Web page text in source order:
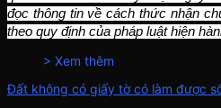
đọc thông tin về cách thức nhận
theo quy định của pháp luật hiện
> Xem thêm
Đất không có giấy tờ có làm được